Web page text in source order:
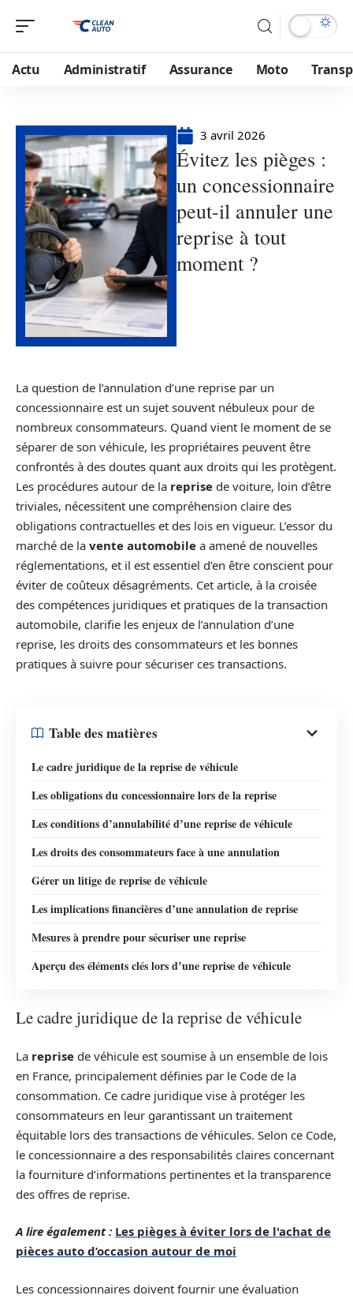
Actu Administratif Assurance Moto
3 avril 2026
Évitez les pièges :
un concessionnaire
peut-il annuler une
reprise à tout
moment ?
La question de l’annulation d’une reprise par un
concessionnaire est un sujet souvent nébuleux pour de
nombreux consommateurs. Quand vient le moment de se
séparer de son véhicule, les propriétaires peuvent être
confrontés à des doutes quant aux droits qui les protègent.
Les procédures autour de la reprise de voiture, loin d’être
triviales, nécessitent une compréhension claire des
obligations contractuelles et des lois en vigueur. L’essor du
marché de la vente automobile a amené de nouvelles
réglementations, et il est essentiel d’en être conscient pour
éviter de coûteux désagréments. Cet article, à la croisée
des compétences juridiques et pratiques de la transaction
automobile, clarifie les enjeux de l’annulation d’une
reprise, les droits des consommateurs et les bonnes
pratiques à suivre pour sécuriser ces transactions.
Table des matières
Le cadre juridique de la reprise de véhicule
Les obligations du concessionnaire lors de la reprise
Les conditions d’annulabilité d’une reprise de véhicule
Les droits des consommateurs face à une annulation
Gérer un litige de reprise de véhicule
Les implications financières d’une annulation de reprise
Mesures à prendre pour sécuriser une reprise
Aperçu des éléments clés lors d’une reprise de véhicule
Le cadre juridique de la reprise de véhicule
La reprise de véhicule est soumise à un ensemble de lois
en France, principalement définies par le Code de la
consommation. Ce cadre juridique vise à protéger les
consommateurs en leur garantissant un traitement
équitable lors des transactions de véhicules. Selon ce Code,
le concessionnaire a des responsabilités claires concernant
la fourniture d’informations pertinentes et la transparence
des offres de reprise.
A lire également : Les pièges à éviter lors de l'achat de
pièces auto d’occasion autour de moi
Les concessionnaires doivent fournir une évaluation